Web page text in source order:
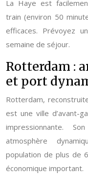
La Haye est
train (environ 50
efficaces. Prévoyez
semaine de séjour.
Rotterdam :
et port
Rotterdam,
est une ville d’avant-
impressionnante.
atmosphère
population de plus de
économique important.